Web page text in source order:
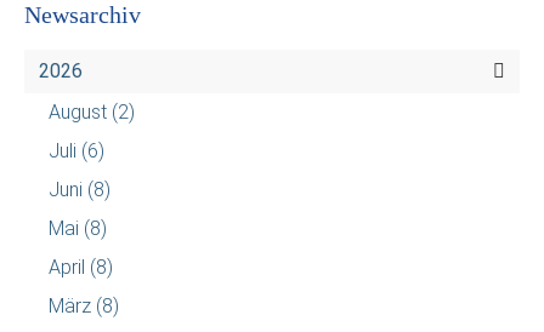
Newsarchiv
2026
August (2)
Juli (6)
Juni (8)
Mai (8)
April (8)
März (8)